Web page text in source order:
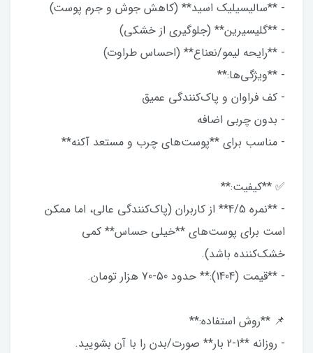
- **سالیسیلیک اسید** (کاهش جوش و جرم پوست)
- **گلیسیرین** (جلوگیری از خشکی)
- **رایحه لیمو/نعناع** (احساس طراوت)
- **ویژگی‌ها:**
- کف فراوان و پاک‌کنندگی عمیق
- بدون چربی اضافه
- مناسب برای **پوست‌های چرب و مستعد آکنه**
✅ **کیفیت:**
- **نمره 4/5** از کاربران (پاک‌کنندگی عالی، اما ممکن
است برای پوست‌های **خیلی حساس** کمی
خشک‌کننده باشد).
- **قیمت (1404):** حدود 50-70 هزار تومان.
📌 **روش استفاده:**
- روزانه **1-2 بار** صورت/بدن را با آن بشویید.